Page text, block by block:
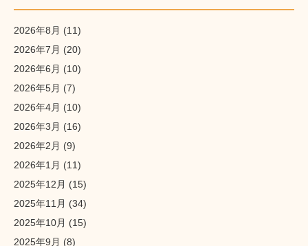
2026年8月 (11)
2026年7月 (20)
2026年6月 (10)
2026年5月 (7)
2026年4月 (10)
2026年3月 (16)
2026年2月 (9)
2026年1月 (11)
2025年12月 (15)
2025年11月 (34)
2025年10月 (15)
2025年9月 (8)